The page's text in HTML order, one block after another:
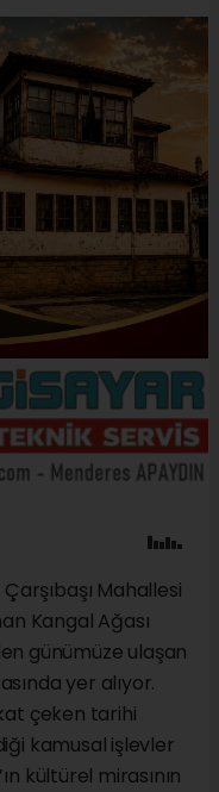
Mahallesi
Kangal Ağası
günümüze ulaşan
yer alıyor.
çeken tarihi
kamusal işlevler
kültürel mirasının